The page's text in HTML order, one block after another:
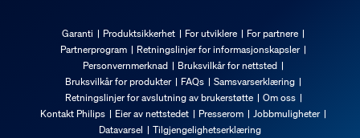
Garanti Produktsikkerhet For utviklere
For partnere
Partnerprogram
Retningslinjer for informasjonskapsler
Personvernmerknad
Bruksvilkår for nettsted
Bruksvilkår for produkter
FAQs
Samsvarserklæring
Retningslinjer for avslutning av brukerstøtte
Om oss
Kontakt Philips
Eier av nettstedet Presserom
Jobbmuligheter
Datavarsel
Tilgjengelighetserklæring